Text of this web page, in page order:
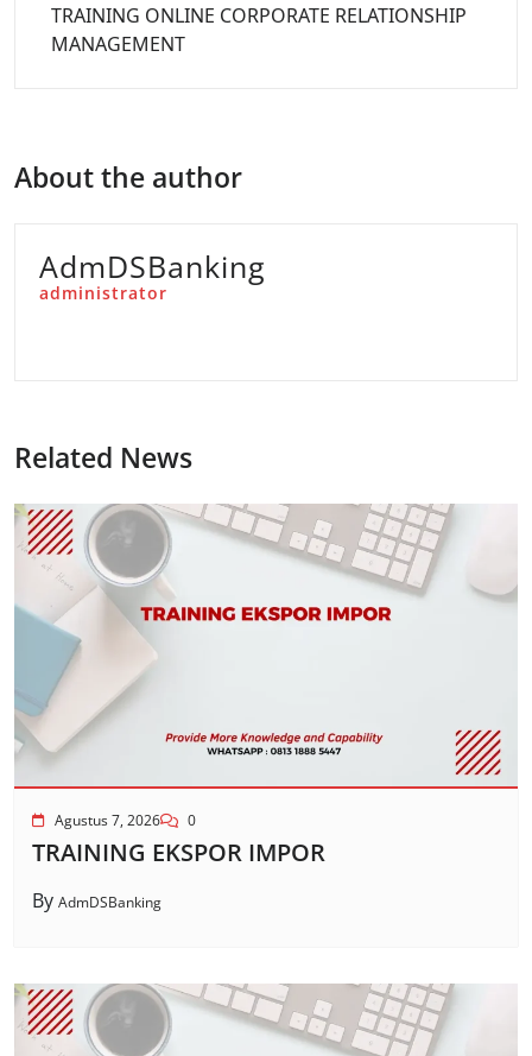
TRAINING ONLINE CORPORATE RELATIONSHIP
MANAGEMENT
About the author
AdmDSBanking
administrator
Related News
Agustus 7, 2026 0
TRAINING EKSPOR IMPOR
By AdmDSBanking